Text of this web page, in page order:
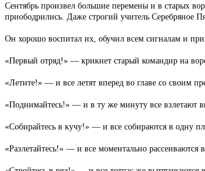
Сентябрь произвел большие перемены и в старых
приободрились. Даже строгий учитель Серебряное
Он хорошо воспитал их, обучил всем сигналам и
«Первый отряд!» — крикнет старый командир на
«Летите!» — и все летят вперед во главе со своим
«Поднимайтесь!» — и в ту же минуту все взлетают
«Собирайтесь в кучу!» — и все собираются в одну
«Разлетайтесь!» — и все моментально рассеиваются